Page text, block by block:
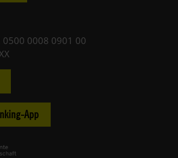
0500 0008 0901 00
App